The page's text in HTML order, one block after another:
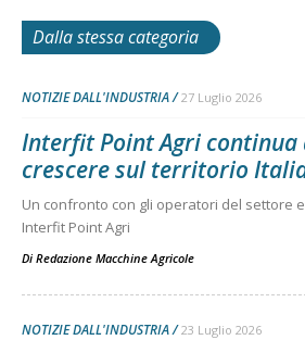
Dalla stessa categoria
NOTIZIE DALL'INDUSTRIA 27 Luglio 2026
Interfit Point Agri continua
crescere sul territorio
Un confronto con gli operatori del settore
Interfit Point Agri
Di Redazione Macchine Agricole
NOTIZIE DALL'INDUSTRIA 23 Luglio 2026